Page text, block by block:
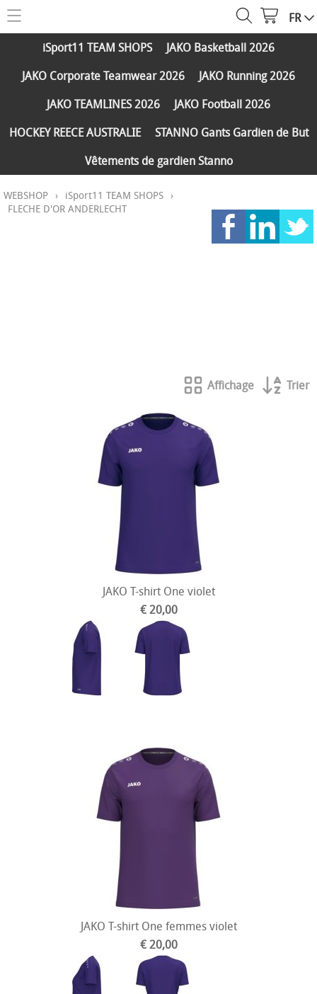
HOME
WEBSHOP
JAKO Running 2026
JAKO TEAMLINES 2026
PARTENAIRES
Réductions
CONTACT
FR
iSport11 TEAM SHOPS
JAKO Basketball 2026
JAKO Corporate Teamwear 2026
JAKO Running 2026
JAKO TEAMLINES 2026
JAKO Football 2026
HOCKEY REECE AUSTRALIE
STANNO Gants Gardien de But
Vêtements de gardien Stanno
WEBSHOP › iSport11 TEAM SHOPS ›
FLECHE D'OR ANDERLECHT
Affichage Trier
JAKO T-shirt One violet
€ 20,00
JAKO T-shirt One femmes violet
€ 20,00